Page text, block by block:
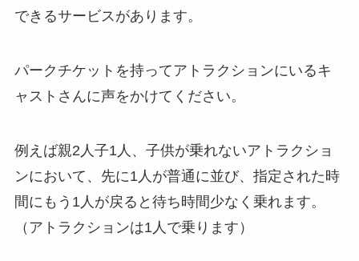
できるサービスがあります。
パークチケットを持ってアトラクションにいるキ
ャストさんに声をかけてください。
例えば親2人子1人、子供が乗れないアトラクショ
ンにおいて、先に1人が普通に並び、指定された時
間にもう1人が戻ると待ち時間少なく乗れます。
（アトラクションは1人で乗ります）